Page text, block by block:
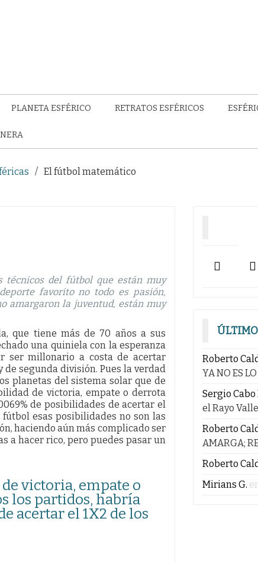
PLANETA ESFÉRICO RETRATOS ESFÉRICOS
El fútbol matemático
técnicos del fútbol que están muy
favorito no todo es pasión,
amargaron la juventud, están muy
que tiene más de 70 años a sus
una quiniela con la esperanza
ser millonario a costa de acertar
segunda división. Pues la verdad
planetas del sistema solar que de
de victoria, empate o derrota
de posibilidades de acertar el
esas posibilidades no son las
haciendo aún más complicado ser
a hacer rico, pero puedes pasar un
victoria, empate o
los partidos, habría
acertar el 1X2 de los
Roberto
YA NO ES
Sergio Cabo
el Rayo
Roberto
AMARGA;
Roberto
Mirians G.